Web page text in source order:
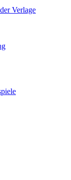
Verlage